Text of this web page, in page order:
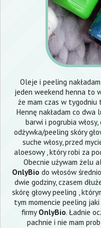
Oleje i peeling
jeden weekend henna to
że mam czas w
Hennę nakładam co
barwi i pogrubia
odżywka/peeling skóry
suche włosy, przed
aloesowy , który robi za
Obecnie używam żelu
OnlyBio do włosów
dwie godziny, czasem
skórę głowy peeling ,
tym momencie peeling
firmy OnlyBio. Ładnie
pachnie i nie mam